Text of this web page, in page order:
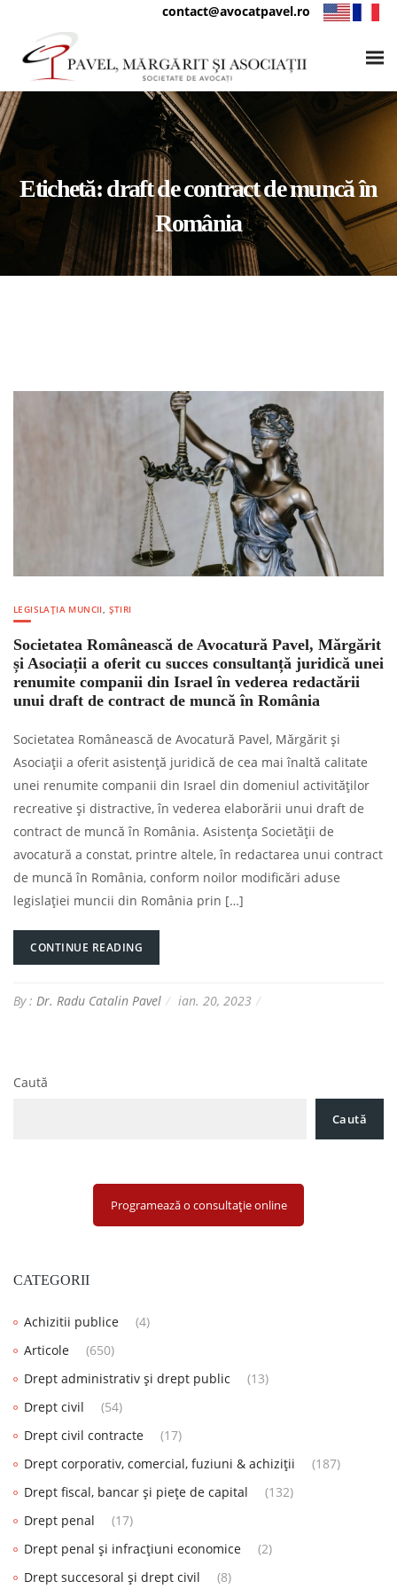
contact@avocatpavel.ro
Etichetă:draft de contract de muncă în
România
LEGISLAȚIA MUNCII, ȘTIRI
Societatea Românească de Avocatură Pavel, Mărgărit
și Asociații a oferit cu succes consultanță juridică unei
renumite companii din Israel în vederea redactării
unui draft de contract de muncă în România
Societatea Românească de Avocatură Pavel, Mărgărit și
Asociații a oferit asistență juridică de cea mai înaltă calitate
unei renumite companii din Israel din domeniul activităților
recreative și distractive, în vederea elaborării unui draft de
contract de muncă în România. Asistența Societății de
avocatură a constat, printre altele, în redactarea unui contract
de muncă în România, conform noilor modificări aduse
legislației muncii din România prin […]
CONTINUE READING
By : Dr. Radu Catalin Pavel ian. 20, 2023
Caută
Caută
Programează o consultație online
CATEGORII
Achizitii publice
(4)
Articole
(650)
Drept administrativ și drept public
(13)
Drept civil
(54)
Drept civil contracte
(17)
Drept corporativ, comercial, fuziuni & achiziții
(187)
Drept fiscal, bancar și piețe de capital
(132)
Drept penal
(17)
Drept penal și infracțiuni economice
(2)
Drept succesoral și drept civil
(8)